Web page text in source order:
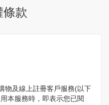
條款
物及線上註冊客戶服務(以下
本服務時，即表示您已閱